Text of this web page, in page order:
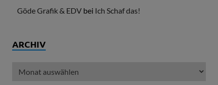
Göde Grafik & EDV bei Ich Schaf das!
ARCHIV